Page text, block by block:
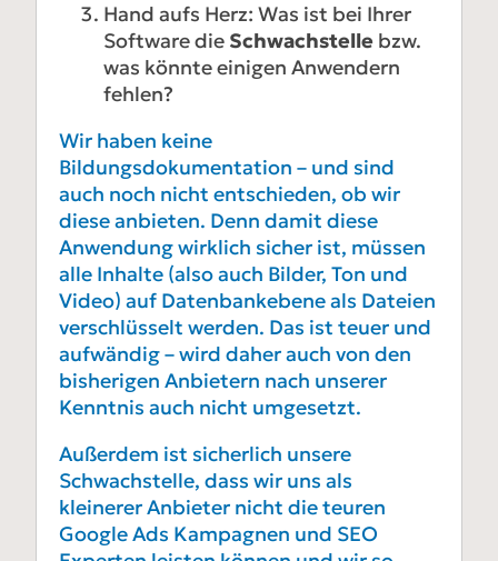
Hand aufs Herz: Was ist bei Ihrer
Software die Schwachstelle bzw.
was könnte einigen Anwendern
fehlen?
Wir haben keine
Bildungsdokumentation – und sind
auch noch nicht entschieden, ob wir
diese anbieten. Denn damit diese
Anwendung wirklich sicher ist, müssen
alle Inhalte (also auch Bilder, Ton und
Video) auf Datenbankebene als Dateien
verschlüsselt werden. Das ist teuer und
aufwändig – wird daher auch von den
bisherigen Anbietern nach unserer
Kenntnis auch nicht umgesetzt.
Außerdem ist sicherlich unsere
Schwachstelle, dass wir uns als
kleinerer Anbieter nicht die teuren
Google Ads Kampagnen und SEO